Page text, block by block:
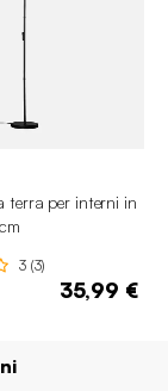
terra per interni in
3 (3)
35,99 €